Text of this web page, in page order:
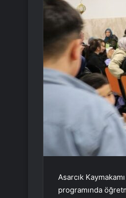
Asarcık
programında